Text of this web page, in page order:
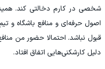
شخصی در کارم دخالتی کند.
اصول حرفه‌ای و منافع باشگاه و
قبول نباشد. احتمالا حضور من
دلیل کارشکنی‌هایی اتفاق افتاد.